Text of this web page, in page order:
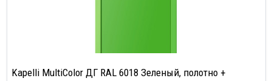
Kapelli MultiColor ДГ RAL 6018 Зеленый, полотно +